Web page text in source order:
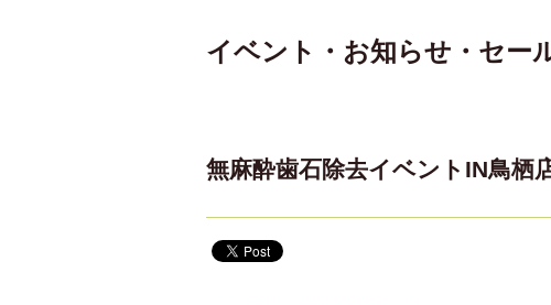
イベント・お知らせ・セー
無麻酔歯石除去イベントIN鳥栖